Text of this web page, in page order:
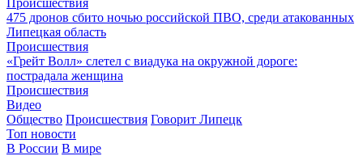
Происшествия
475 дронов сбито ночью российской ПВО, среди атакованных
Липецкая область
Происшествия
«Грейт Волл» слетел с виадука на окружной дороге:
пострадала женщина
Происшествия
Видео
Общество Происшествия Говорит Липецк
Топ новости
В России В мире